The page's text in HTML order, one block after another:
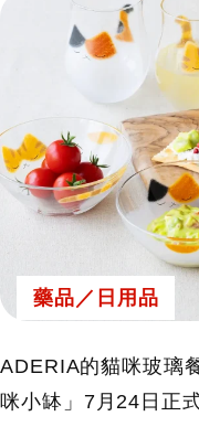
藥品／日用品
ADERIA的貓咪玻璃
咪小缽」7月24日正